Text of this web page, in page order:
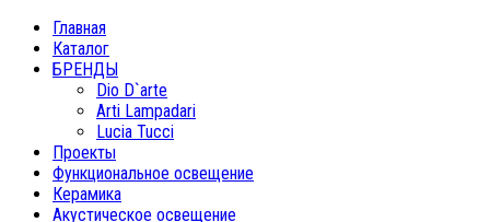
Главная
Каталог
БРЕНДЫ
Dio D`arte
Arti Lampadari
Lucia Tucci
Проекты
Функциональное освещение
Керамика
Акустическое освещение